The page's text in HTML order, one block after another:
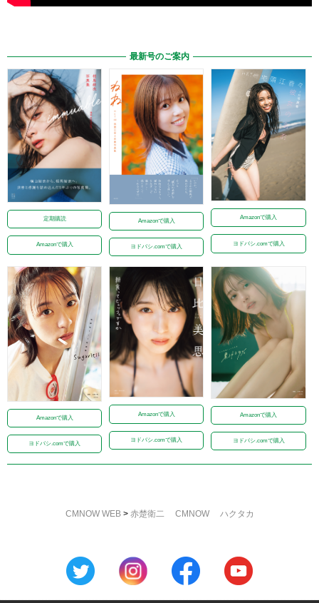
最新号のご案内
定期購読
Amazonで購入
Amazonで購入
ヨドバシ.comで購入
Amazonで購入
ヨドバシ.comで購入
Amazonで購入
ヨドバシ.comで購入
Amazonで購入
ヨドバシ.comで購入
Amazonで購入
ヨドバシ.comで購入
CMNOW WEB> 赤楚衛二 CMNOW ハクタカ